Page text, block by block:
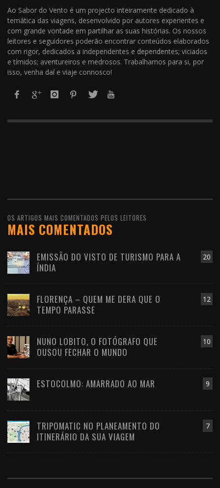
Ao Sabor do Vento é um projecto inteiramente dedicado à
temática das viagens, desenvolvido por autores experientes e
com grande vontade em partilhar as suas histórias. Os nossos
leitores e seguidores poderão encontrar conteúdos elaborados
com rigor, dedicados a independentes e dependentes; viciados
e tímidos; aventureiros e medrosos. Trabalhamos para si, por
isso, venha daí e viaje connosco!
OS ARTIGOS MAIS COMENTADOS PELOS LEITORES
MAIS COMENTADOS
20
EMISSÃO DO VISTO DE TURISMO PARA A
ÍNDIA
12
FLORENÇA – QUEM ME DERA QUE O
TEMPO PARASSE
10
NUNO LOBITO, O FOTÓGRAFO QUE
OUSOU FECHAR O MUNDO
9
ESTOCOLMO: AMARRADO AO MAR
7
TRIPOMATIC NO PLANEAMENTO DO
ITINERÁRIO DA SUA VIAGEM